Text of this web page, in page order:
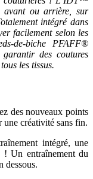
avant ou arrière, sur
intégré dans
facilement selon les
de-biche PFAFF®
des coutures
les tissus.
des nouveaux points
créativité sans fin.
intégré, une
Un entraînement du
dessous.